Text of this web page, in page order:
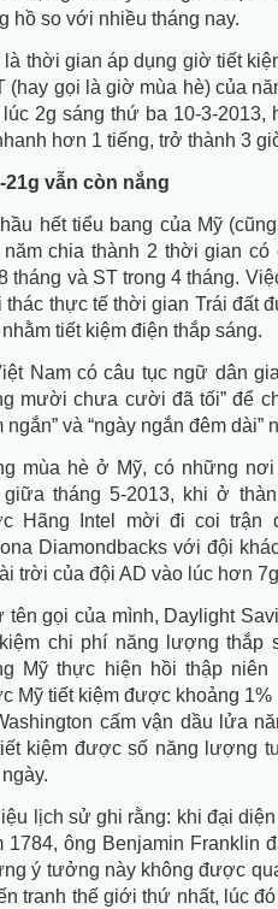
hồ so với nhiều tháng nay.
là thời gian áp dụng giờ tiết
(hay gọi là giờ mùa hè) của
2g sáng thứ ba 10-3-
hơn 1 tiếng, trở thành 3
21g vẫn còn nắng
hết tiểu bang của Mỹ
năm chia thành 2 thời gian
tháng và ST trong 4 tháng.
thác thực tế thời gian Trái đất
tiết kiệm điện thắp sáng.
Nam có câu tục ngữ dân
mười chưa cười đã tối” để
ngắn” và “ngày ngắn đêm dài”
mùa hè ở Mỹ, có những
giữa tháng 5-2013, khi ở
Hãng Intel mời đi coi trận
Diamondbacks với đội
trời của đội AD vào lúc hơn
tên gọi của mình, Daylight
chi phí năng lượng thắp
Mỹ thực hiện hồi thập
Mỹ tiết kiệm được khoảng
cấm vận dầu lửa
kiệm được số năng lượng
lịch sử ghi rằng: khi đại
1784, ông Benjamin Franklin
ý tưởng này không được
tranh thế giới thứ nhất, lúc